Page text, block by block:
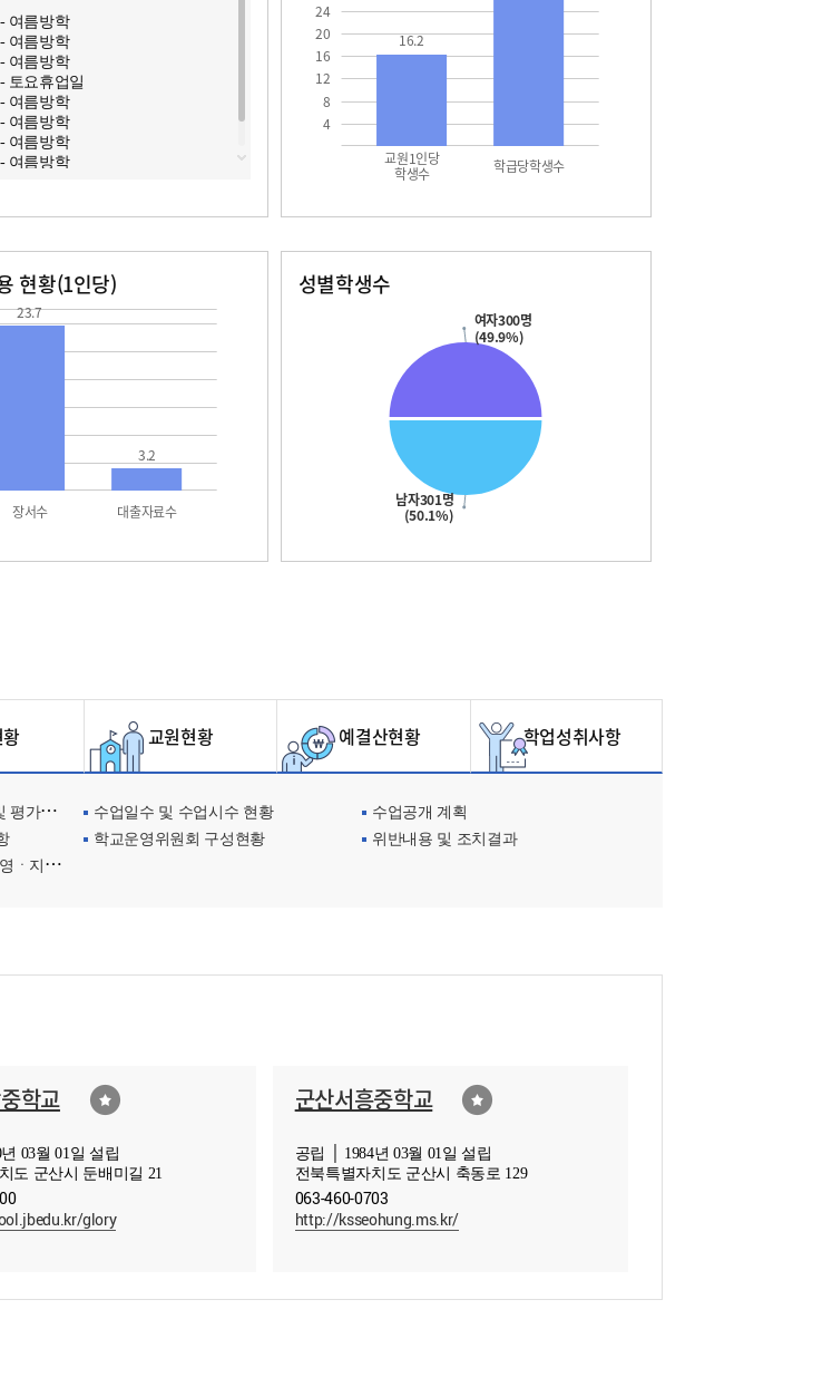
여름방학
여름방학
여름방학
토요휴업일
여름방학
여름방학
여름방학
여름방학
08. 14 금 - 여름방학
08. 15 토 - 여름방학
08. 15 토 - 광복절
08. 16 일 - 여름방학
08. 17 월 - 여름방학
08. 17 월 - 대체공휴일
08. 18 화 - 여름방학
08. 19 수 - 여름방학
4
8
12
16
20
24
교원1인당
학생수 학급당학생수
16.2
현황(1인당)
장서수 대출자료수
23.7
3.2
성별학생수
남자301명
(50.1%)
여자300명
(49.9%)
교원현황 예결산현황 학업성취사항
한 사항 수업일수 및 수업시수 현황
수업공개 계획
학교운영위원회 구성현황
위반내용 및 조치결과
현황
학교
03월 01일 설립
도 군산시 둔배미길 21
glory
군산서흥중학교
공립 │ 1984년 03월 01일 설립
전북특별자치도 군산시 축동로 129
063-460-0703
http://ksseohung.ms.kr/